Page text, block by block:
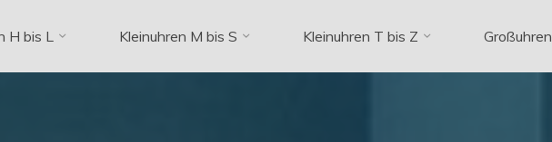
H bis L Kleinuhren M bis S Kleinuhren T bis Z Großuhren